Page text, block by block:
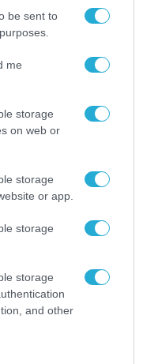
be sent to
me
storage
on web or
storage
or app.
storage
storage
and other